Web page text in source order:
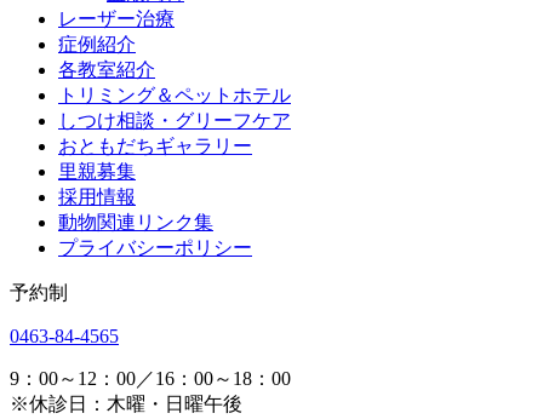
レーザー治療
症例紹介
各教室紹介
トリミング＆ペットホテル
しつけ相談・グリーフケア
おともだちギャラリー
里親募集
採用情報
動物関連リンク集
プライバシーポリシー
予約制
0463-84-4565
9：00～12：00／16：00～18：00
※休診日：木曜・日曜午後